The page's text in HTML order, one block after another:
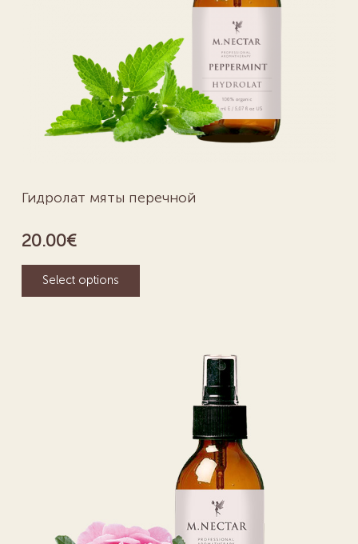
Гидролат мяты перечной
20.00€
Select options